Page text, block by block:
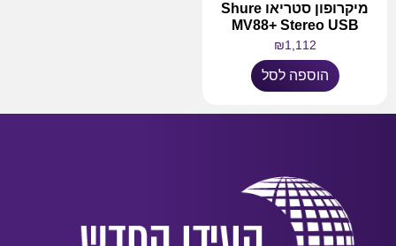
מיקרופון סטריאו Shure
MV88+ Stereo USB
₪1,112
הוספה לסל